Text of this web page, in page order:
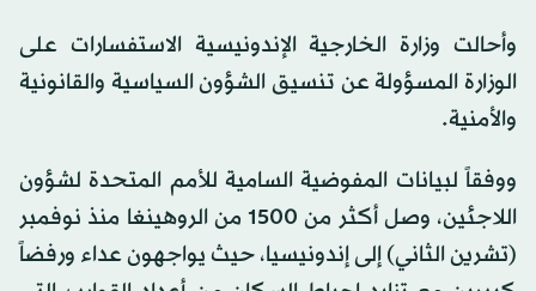
وأحالت وزارة الخارجية الإندونيسية الاستفسارات على
الوزارة المسؤولة عن تنسيق الشؤون السياسية والقانونية
والأمنية.
ووفقاً لبيانات المفوضية السامية للأمم المتحدة لشؤون
اللاجئين، وصل أكثر من 1500 من الروهينغا منذ نوفمبر
(تشرين الثاني) إلى إندونيسيا، حيث يواجهون عداء ورفضاً